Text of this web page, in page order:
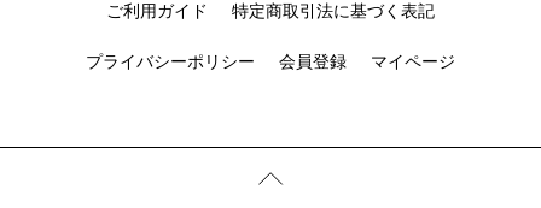
ご利用ガイド 特定商取引法に基づく表記
プライバシーポリシー 会員登録 マイページ